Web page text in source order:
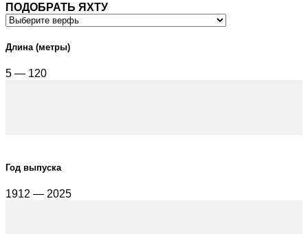
ПОДОБРАТЬ ЯХТУ
Длина (метры)
5 — 120
Год выпуска
1912 — 2025